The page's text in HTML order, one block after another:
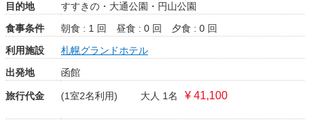
目的地
すすきの・大通公園・円山公園
食事条件
朝食 : 1 回 昼食 : 0 回
夕食 : 0 回
利用施設
札幌グランドホテル
出発地
函館
旅行代金 (1室2名利用) 大人 1名 ¥ 41,100